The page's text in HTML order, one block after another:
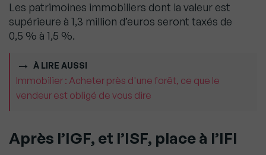
Les patrimoines immobiliers dont la valeur est
supérieure à 1,3 million d’euros seront taxés de
0,5 % à 1,5 %.
À LIRE AUSSI
Immobilier : Acheter près d'une forêt, ce que le
vendeur est obligé de vous dire
Après l’IGF, et l’ISF, place à l’IFI